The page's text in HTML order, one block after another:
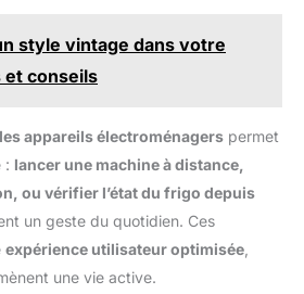
style vintage dans votre
et conseils
appareils électroménagers permet
: lancer une machine à distance,
ou vérifier l’état du frigo depuis
un geste du quotidien. Ces
expérience utilisateur optimisée
une vie active.